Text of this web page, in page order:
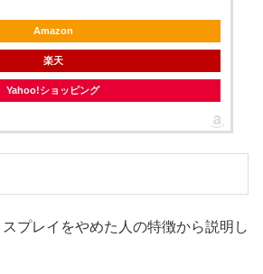
Amazon
楽天
Yahoo!ショッピング
プレイをやめた人の特徴から説明し